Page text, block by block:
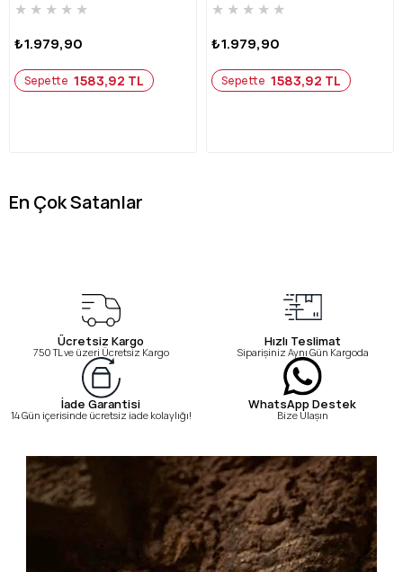
★ ★ ★ ★ ★
₺1.979,90
Sepette 1583,92 TL
★ ★ ★ ★ ★
₺1.979,90
Sepette 1583,92 TL
En Çok Satanlar
Ücretsiz Kargo
750 TL ve üzeri Ücretsiz Kargo
Hızlı Teslimat
Siparişiniz Aynı Gün Kargoda
İade Garantisi
14 Gün içerisinde ücretsiz iade kolaylığı!
WhatsApp Destek
Bize Ulaşın